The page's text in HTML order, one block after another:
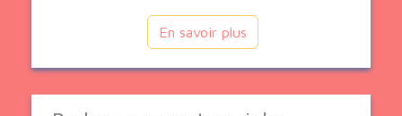
En savoir plus